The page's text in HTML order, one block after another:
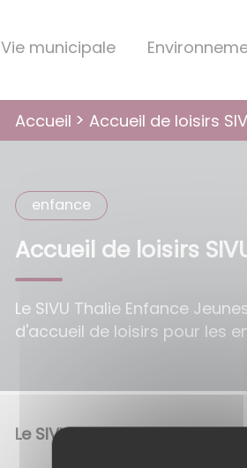
Vie municipale
Accueil Accueil de loisirs
enfance
Accueil de loisirs
Le SIVU Thalie Enfance
d'accueil de loisirs pour les
Le SIVU Thalie Enfance